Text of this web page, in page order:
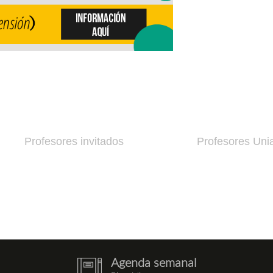
Profesores invitados Profesores
notebook.png
Agenda semanal